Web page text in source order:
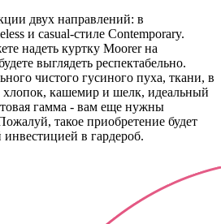
двух направлений: в
и casual-стиле Contemporary.
надеть куртку Moorer на
выглядеть респектабельно.
чистого гусиного пуха, ткани, в
хлопок, кашемир и шелк, идеальный
гамма - вам еще нужны
такое приобретение будет
в гардероб.